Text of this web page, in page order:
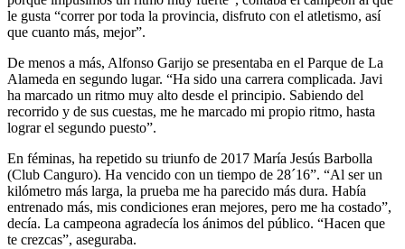
le gusta “correr por toda la provincia, disfruto con el atletismo, así
que cuanto más, mejor”.
De menos a más, Alfonso Garijo se presentaba en el Parque de La
Alameda en segundo lugar. “Ha sido una carrera complicada. Javi
ha marcado un ritmo muy alto desde el principio. Sabiendo del
recorrido y de sus cuestas, me he marcado mi propio ritmo, hasta
lograr el segundo puesto”.
En féminas, ha repetido su triunfo de 2017 María Jesús Barbolla
(Club Canguro). Ha vencido con un tiempo de 28´16”. “Al ser un
kilómetro más larga, la prueba me ha parecido más dura. Había
entrenado más, mis condiciones eran mejores, pero me ha costado”,
decía. La campeona agradecía los ánimos del público. “Hacen que
te crezcas”, aseguraba.